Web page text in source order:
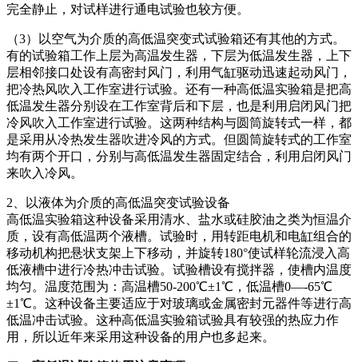
完全静止，对试样进行通电试验也较方便。
（3）以空气为介质的高低温突变式试验箱还有其他的方式。
有的试验箱工作上层为高温发生器，下层为低温发生器，上下
层相邻接口处设有高密封风门，利用气缸驱动迅速起动风门，
把冷热风吹入工作室进行试验。还有一种高低温实验箱是把高
低温发生器分别设在工作室背后和下层，也是利用启闭风门把
冷风吹入工作室进行试验。这两种结构与圆筒旋转式一样，都
是采用从冷热发生器吹进冷风的方式。但圆筒旋转式的工作室
均有两个开口，分别与高低温发生器固定结合，利用启闭风门
来吹入冷风。
2、以液体为介质的高低温突变试验设备
高低温实验箱这种设备采用清水、盐水或硅胶油之类为恒温介
质，设有高低温两个液槽。试验时，用转距电机和电缸组合的
移动机构把悬状支架上下移动，并旋转180°使试样轮流浸入高
低液槽中进行冷热冲击试验。试验槽设有搅拌器，使槽内温度
均匀。温度范围为：高温槽50-200℃±1℃，低温槽0—-65℃
±1℃。这种设备主要适应于对玻璃或金属密封元器件等进行高
低温冲击试验。这种高低温实验箱试验具有较强的热应力作
用，所以近年来采用这种设备的用户也多起来。